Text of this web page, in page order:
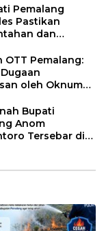
Pemalang
Pastikan
dan
OTT Pemalang:
oleh Oknum
Bupati
Anom
Tersebar di